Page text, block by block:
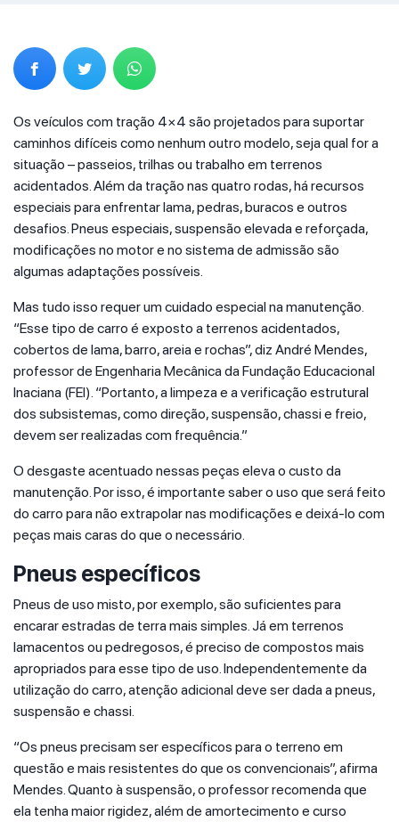
Os veículos com tração 4×4 são projetados para suportar
caminhos difíceis como nenhum outro modelo, seja qual for a
situação – passeios, trilhas ou trabalho em terrenos
acidentados. Além da tração nas quatro rodas, há recursos
especiais para enfrentar lama, pedras, buracos e outros
desafios. Pneus especiais, suspensão elevada e reforçada,
modificações no motor e no sistema de admissão são
algumas adaptações possíveis.
Mas tudo isso requer um cuidado especial na manutenção.
“Esse tipo de carro é exposto a terrenos acidentados,
cobertos de lama, barro, areia e rochas”, diz André Mendes,
professor de Engenharia Mecânica da Fundação Educacional
Inaciana (FEI). “Portanto, a limpeza e a verificação estrutural
dos subsistemas, como direção, suspensão, chassi e freio,
devem ser realizadas com frequência.”
O desgaste acentuado nessas peças eleva o custo da
manutenção. Por isso, é importante saber o uso que será feito
do carro para não extrapolar nas modificações e deixá-lo com
peças mais caras do que o necessário.
Pneus específicos
Pneus de uso misto, por exemplo, são suficientes para
encarar estradas de terra mais simples. Já em terrenos
lamacentos ou pedregosos, é preciso de compostos mais
apropriados para esse tipo de uso. Independentemente da
utilização do carro, atenção adicional deve ser dada a pneus,
suspensão e chassi.
“Os pneus precisam ser específicos para o terreno em
questão e mais resistentes do que os convencionais”, afirma
Mendes. Quanto à suspensão, o professor recomenda que
ela tenha maior rigidez, além de amortecimento e curso